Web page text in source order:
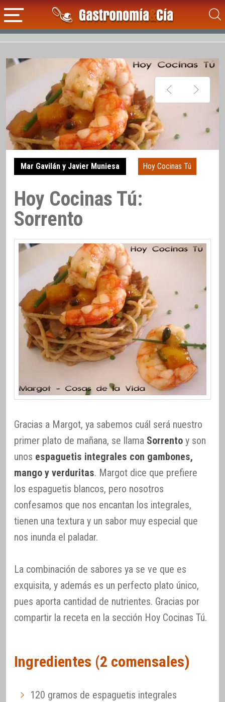
Mar Gavilán y Javier Muniesa Hoy Cocinas Tú
Hoy Cocinas Tú:
Sorrento
Gracias a Margot, ya sabemos cuál será nuestro
primer plato de mañana, se llama Sorrento y son
unos espaguetis integrales con gambones,
mango y verduritas. Margot dice que prefiere
los espaguetis blancos, pero nosotros
confesamos que nos encantan los integrales,
tienen una textura y un sabor muy especial que
nos inunda el paladar.
La combinación de sabores ya se ve que es
exquisita, y además es un perfecto plato único,
pues aporta cantidad de nutrientes. Gracias por
compartir la receta en la sección Hoy Cocinas Tú.
Ingredientes (2 comensales)
120 gramos de espaguetis integrales